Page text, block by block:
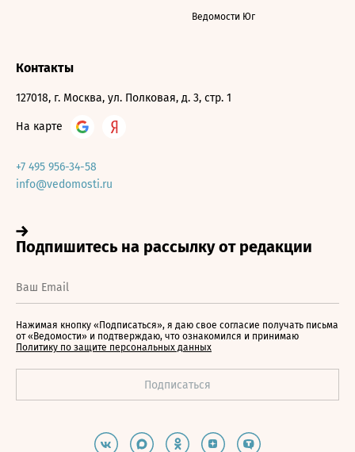
Ведомости Юг
Контакты
127018, г. Москва, ул. Полковая, д. 3, стр. 1
На карте
+7 495 956-34-58
info@vedomosti.ru
Нажимая кнопку «Подписаться», я даю свое согласие получать письма
от «Ведомости» и подтверждаю, что ознакомился и принимаю
Политику по защите персональных данных